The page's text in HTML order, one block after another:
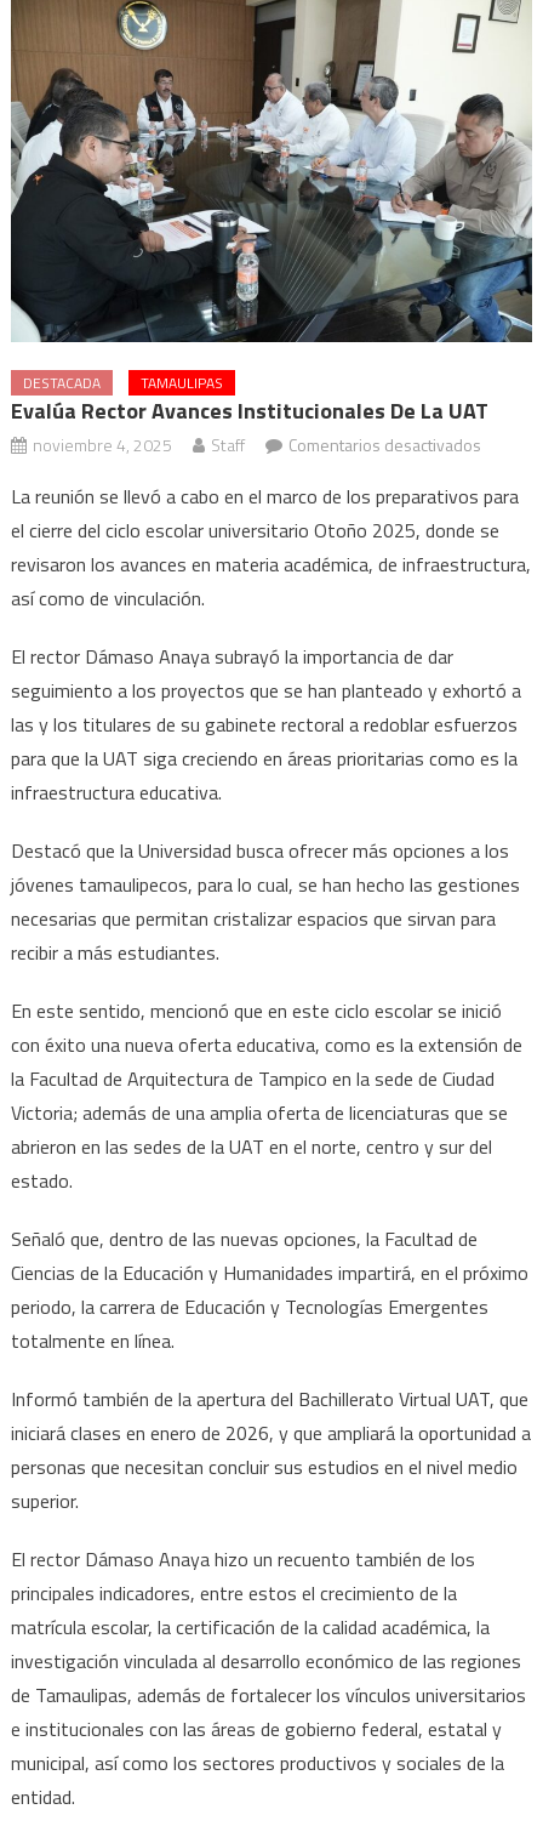
DESTACADA TAMAULIPAS
Evalúa Rector Avances Institucionales De La UAT
noviembre 4, 2025 Staff Comentarios desactivadosen
rector
avances
La reunión se llevó a cabo en el marco de los preparativos para
el cierre del ciclo escolar universitario Otoño 2025, donde se
revisaron los avances en materia académica, de infraestructura,
así como de vinculación.
El rector Dámaso Anaya subrayó la importancia de dar
seguimiento a los proyectos que se han planteado y exhortó a
las y los titulares de su gabinete rectoral a redoblar esfuerzos
para que la UAT siga creciendo en áreas prioritarias como es la
infraestructura educativa.
Destacó que la Universidad busca ofrecer más opciones a los
jóvenes tamaulipecos, para lo cual, se han hecho las gestiones
necesarias que permitan cristalizar espacios que sirvan para
recibir a más estudiantes.
En este sentido, mencionó que en este ciclo escolar se inició
con éxito una nueva oferta educativa, como es la extensión de
la Facultad de Arquitectura de Tampico en la sede de Ciudad
Victoria; además de una amplia oferta de licenciaturas que se
abrieron en las sedes de la UAT en el norte, centro y sur del
estado.
Señaló que, dentro de las nuevas opciones, la Facultad de
Ciencias de la Educación y Humanidades impartirá, en el próximo
periodo, la carrera de Educación y Tecnologías Emergentes
totalmente en línea.
Informó también de la apertura del Bachillerato Virtual UAT, que
iniciará clases en enero de 2026, y que ampliará la oportunidad a
personas que necesitan concluir sus estudios en el nivel medio
superior.
El rector Dámaso Anaya hizo un recuento también de los
principales indicadores, entre estos el crecimiento de la
matrícula escolar, la certificación de la calidad académica, la
investigación vinculada al desarrollo económico de las regiones
de Tamaulipas, además de fortalecer los vínculos universitarios
e institucionales con las áreas de gobierno federal, estatal y
municipal, así como los sectores productivos y sociales de la
entidad.